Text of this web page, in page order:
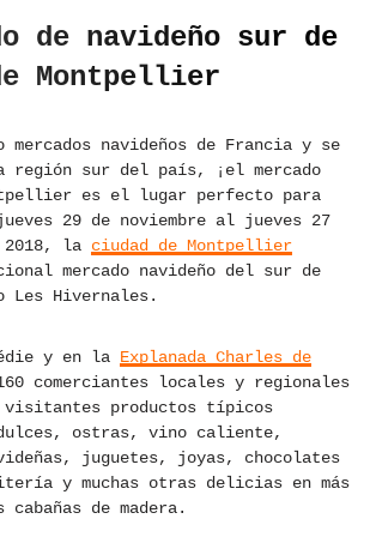
de navideño sur de
Montpellier
mercados navideños de Francia y se
región sur del país, ¡el mercado
es el lugar perfecto para
29 de noviembre al jueves 27
2018, la ciudad de Montpellier
mercado navideño del sur de
Les Hivernales.
y en la Explanada Charles de
comerciantes locales y regionales
productos típicos
dulces, ostras, vino caliente,
juguetes, joyas, chocolates
y muchas otras delicias en más
cabañas de madera.